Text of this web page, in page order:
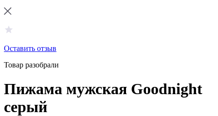
Оставить отзыв
Товар разобрали
Пижама мужская Goodnight
серый